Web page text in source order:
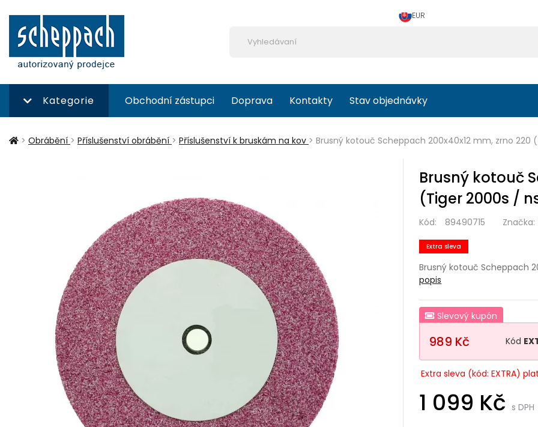
EUR
Kategorie Obchodní zástupci Doprava Kontakty Stav objednávky
> Obrábění > Příslušenství obrábění > Příslušenství k bruskám na kov > Brusný kotouč Scheppach 200x40x12 mm, zrno
Brusný kotouč
(Tiger 2000s /
Kód: 89490715 Značka:
Extra sleva
Brusný kotouč Scheppach
popis
Slevový kupón
989 Kč Kód
Extra sleva (kód: EXTRA)
1 099 Kč s DPH